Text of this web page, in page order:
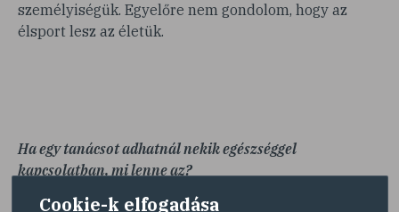
személyiségük. Egyelőre nem gondolom, hogy az
élsport lesz az életük.
Ha egy tanácsot adhatnál nekik egészséggel
kapcsolatban, mi lenne az?
Cookie-k elfogadása